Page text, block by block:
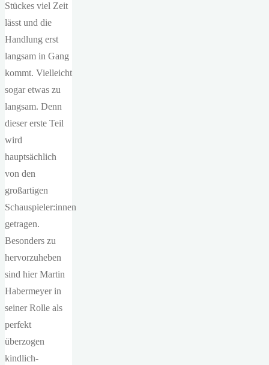
Stückes viel Zeit
lässt und die
Handlung erst
langsam in Gang
kommt. Vielleicht
sogar etwas zu
langsam. Denn
dieser erste Teil
wird
hauptsächlich
von den
großartigen
Schauspieler:innen
getragen.
Besonders zu
hervorzuheben
sind hier Martin
Habermeyer in
seiner Rolle als
perfekt
überzogen
kindlich-